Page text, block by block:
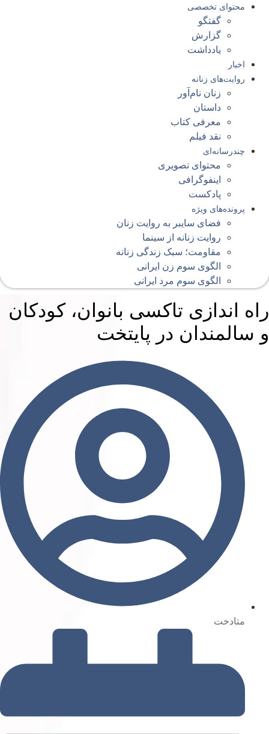
محتوای‌ تخصصی
گفتگو
گزارش
یادداشت
اخبار
روایت‌های زنانه
زنان نام‌آور
داستان
معرفی کتاب
نقد فیلم
چندرسانه‌ای
محتوای تصویری
اینفوگرافی
پادکست
پرونده‌های ویژه
فضای سایبر به روایت زنان
روایت زنانه از سینما
مقاومت؛ سبک زندگی زنانه
الگوی سوم زن ایرانی
الگوی سوم مرد ایرانی
اندازی تاکسی بانوان، کودکان
سالمندان در پایتخت
متادخت